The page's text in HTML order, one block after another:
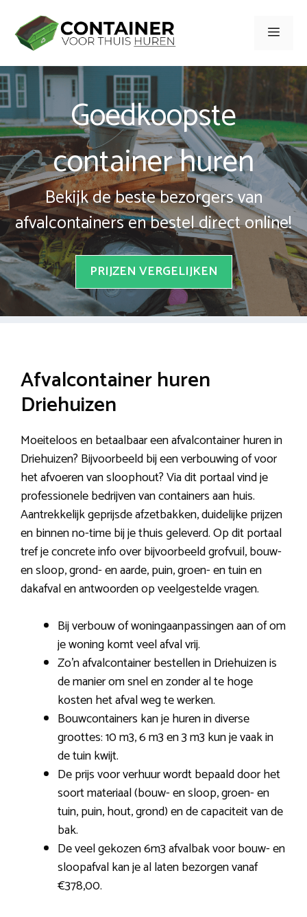
naar
inhoud
Menu
Goedkoopste
container huren
Bekijk de beste bezorgers van
afvalcontainers en bestel direct online!
PRIJZEN VERGELIJKEN
Afvalcontainer huren
Driehuizen
Moeiteloos en betaalbaar een afvalcontainer huren in
Driehuizen? Bijvoorbeeld bij een verbouwing of voor
het afvoeren van sloophout? Via dit portaal vind je
professionele bedrijven van containers aan huis.
Aantrekkelijk geprijsde afzetbakken, duidelijke prijzen
en binnen no-time bij je thuis geleverd. Op dit portaal
tref je concrete info over bijvoorbeeld grofvuil, bouw-
en sloop, grond- en aarde, puin, groen- en tuin en
dakafval en antwoorden op veelgestelde vragen.
Bij verbouw of woningaanpassingen aan of om
je woning komt veel afval vrij.
Zo’n afvalcontainer bestellen in Driehuizen is
de manier om snel en zonder al te hoge
kosten het afval weg te werken.
Bouwcontainers kan je huren in diverse
groottes: 10 m3, 6 m3 en 3 m3 kun je vaak in
de tuin kwijt.
De prijs voor verhuur wordt bepaald door het
soort materiaal (bouw- en sloop, groen- en
tuin, puin, hout, grond) en de capaciteit van de
bak.
De veel gekozen 6m3 afvalbak voor bouw- en
sloopafval kan je al laten bezorgen vanaf
€378,00.